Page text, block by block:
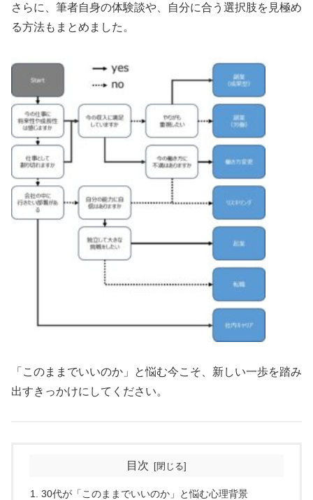
さらに、筆者自身の体験談や、自分に合う選択肢を見極め
る方法もまとめました。
「このままでいいのか」と悩む今こそ、新しい一歩を踏み
出すきっかけにしてください。
目次
30代が「このままでいいのか」と悩む心理背景